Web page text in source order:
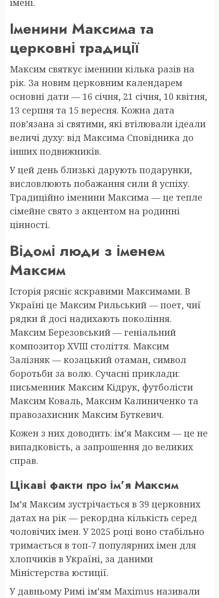
імені.
Іменини Максима та
церковні традиції
Максим святкує іменини кілька разів на
рік. За новим церковним календарем
основні дати — 16 січня, 21 січня, 10 квітня,
13 серпня та 15 вересня. Кожна дата
пов’язана зі святими, які втілювали ідеали
величі духу: від Максима Сповідника до
інших подвижників.
У цей день близькі дарують подарунки,
висловлюють побажання сили й успіху.
Традиційно іменини Максима — це тепле
сімейне свято з акцентом на родинні
цінності.
Відомі люди з іменем
Максим
Історія рясніє яскравими Максимами. В
Україні це Максим Рильський — поет, чиї
рядки й досі надихають покоління.
Максим Березовський — геніальний
композитор XVIII століття. Максим
Залізняк — козацький отаман, символ
боротьби за волю. Сучасні приклади:
письменник Максим Кідрук, футболісти
Максим Коваль, Максим Калиниченко та
правозахисник Максим Буткевич.
Кожен з них доводить: ім’я Максим — це не
випадковість, а запрошення до великих
справ.
Цікаві факти про ім’я Максим
Ім’я Максим зустрічається в 39 церковних
датах на рік — рекордна кількість серед
чоловічих імен. У 2025 році воно стабільно
тримається в топ-7 популярних імен для
хлопчиків в Україні, за даними
Міністерства юстиції.
У давньому Римі ім’ям Maximus називали